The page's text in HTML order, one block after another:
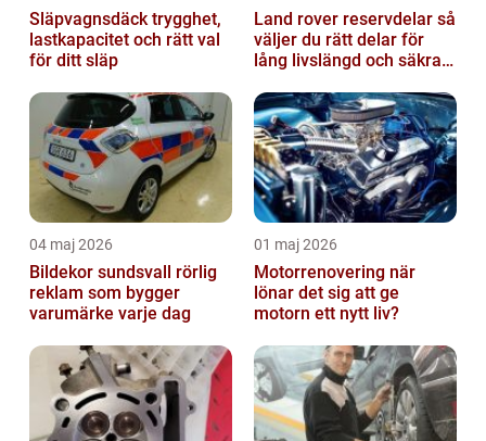
Släpvagnsdäck trygghet,
lastkapacitet och rätt val
för ditt släp
Land rover reservdelar så
väljer du rätt delar för
lång livslängd och säkra
04 maj 2026
Bildekor sundsvall rörlig
reklam som bygger
varumärke varje dag
01 maj 2026
Motorrenovering när
lönar det sig att ge
motorn ett nytt liv?